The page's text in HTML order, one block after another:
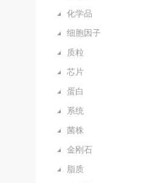
化学品
细胞因子
质粒
芯片
蛋白
系统
菌株
金刚石
脂质